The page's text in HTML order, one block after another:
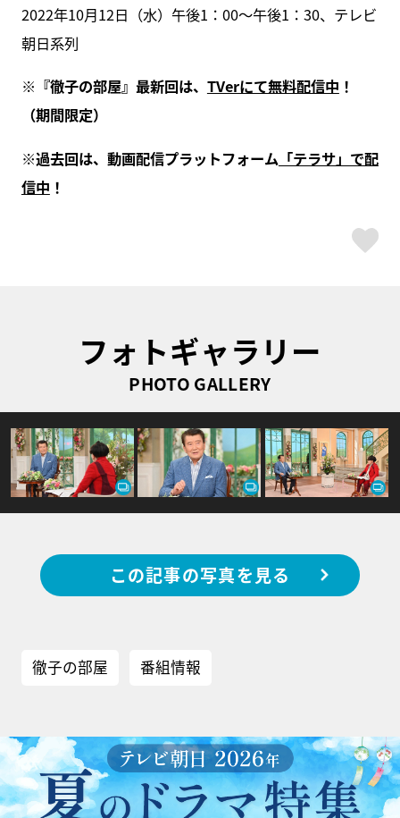
2022年10月12日（水）午後1：00～午後1：30、テレビ
朝日系列
※『徹子の部屋』最新回は、 TVerにて無料配信中 ！
（期間限定）
※過去回は、動画配信プラットフォーム 「テラサ」で配
信中 ！
フォトギャラリー
PHOTO GALLERY
この記事の写真を見る
徹子の部屋 番組情報